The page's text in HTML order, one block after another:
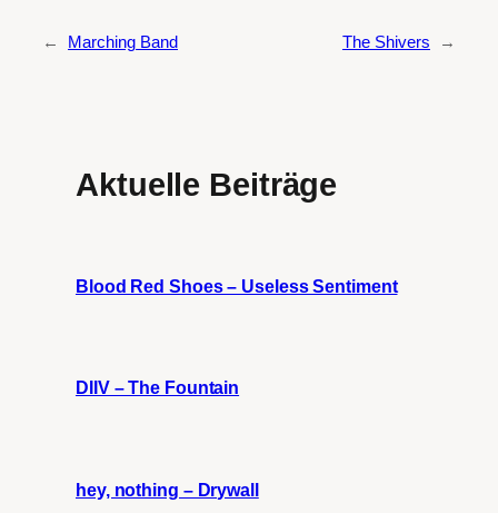
← Marching Band The Shivers →
Aktuelle Beiträge
Blood Red Shoes – Useless Sentiment
DIIV – The Fountain
hey, nothing – Drywall